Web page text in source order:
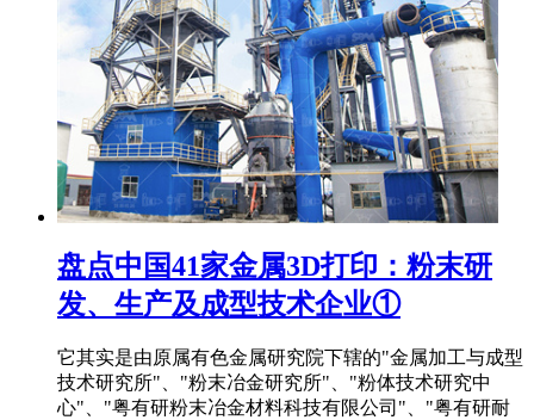
盘点中国41家金属3D打印：粉末研
发、生产及成型技术企业①
它其实是由原属有色金属研究院下辖的"金属加工与成型
技术研究所"、"粉末冶金研究所"、"粉体技术研究中
心"、"粤有研粉末冶金材料科技有限公司"、"粤有研耐